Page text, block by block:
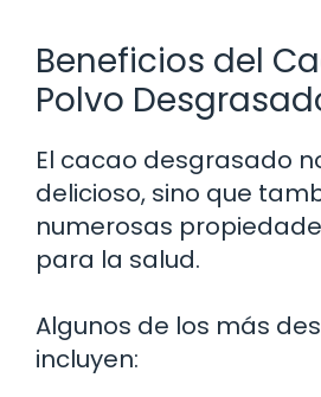
Beneficios del
Polvo
El cacao desgrasado
delicioso, sino que
numerosas
para la salud.
Algunos de los más
incluyen: